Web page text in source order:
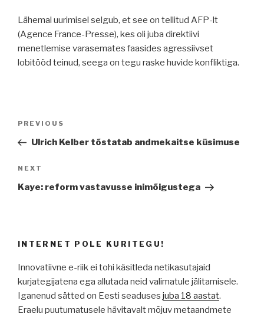
Lähemal uurimisel selgub, et see on tellitud AFP-lt
(Agence France-Presse), kes oli juba direktiivi
menetlemise varasemates faasides agressiivset
lobitööd teinud, seega on tegu raske huvide konfliktiga.
Previous
Post
PREVIOUS
Ulrich Kelber tõstatab andmekaitse küsimuse
Next
Post
NEXT
Kaye: reform vastavusse inimõigustega
INTERNET POLE KURITEGU!
Innovatiivne e-riik ei tohi käsitleda netikasutajaid
kurjategijatena ega allutada neid valimatule jälitamisele.
Iganenud sätted on Eesti seaduses juba 18 aastat.
Eraelu puutumatusele hävitavalt mõjuv metaandmete